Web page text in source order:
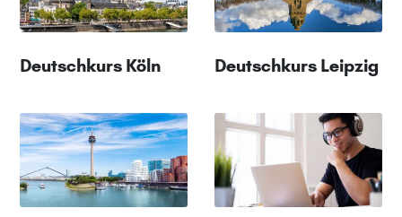
Deutschkurs Köln Deutschkurs Leipzig